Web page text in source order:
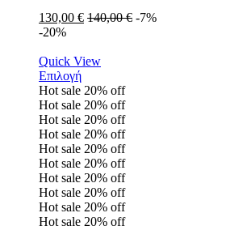
130,00 € 140,00€ -7%
-20%
Quick View
Επιλογή
Hot sale 20% off
Hot sale 20% off
Hot sale 20% off
Hot sale 20% off
Hot sale 20% off
Hot sale 20% off
Hot sale 20% off
Hot sale 20% off
Hot sale 20% off
Hot sale 20% off